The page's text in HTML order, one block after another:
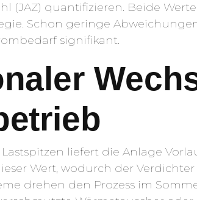
(JAZ) quantifizieren. Beide
Schon geringe
signifikant.
liefert die Anlage
Wert, wodurch der
drehen den Prozess im